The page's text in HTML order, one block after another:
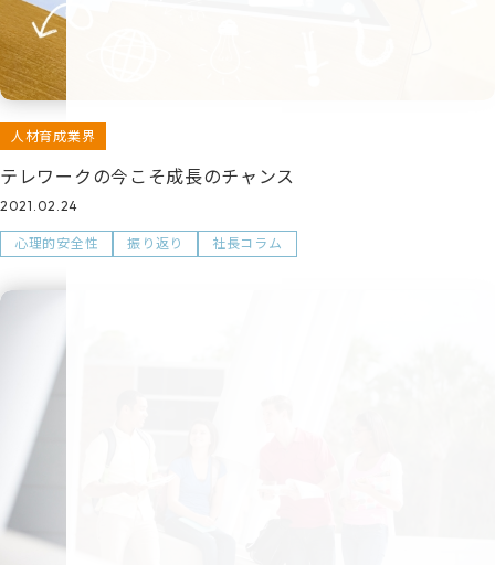
人材育成業界
テレワークの今こそ成長のチャンス
2021.02.24
心理的安全性 振り返り 社長コラム